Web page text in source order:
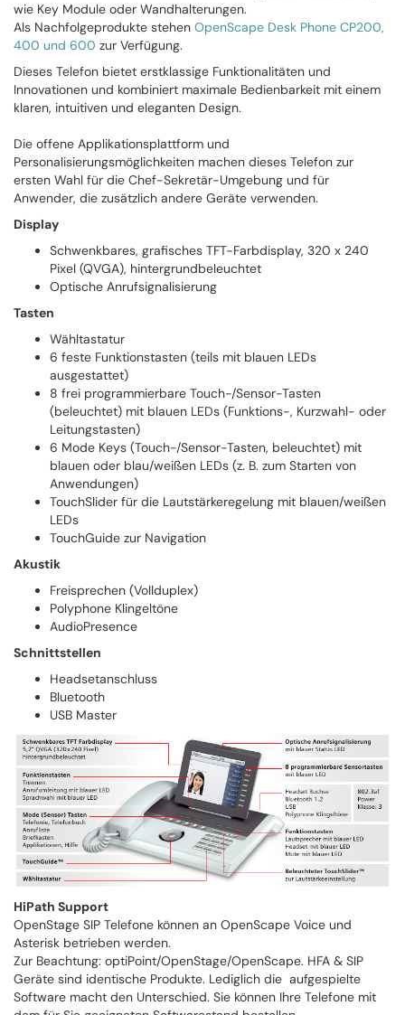
wie Key Module oder Wandhalterungen.
Als Nachfolgeprodukte stehen OpenScape Desk Phone CP200,
400 und 600 zur Verfügung.
Dieses Telefon bietet erstklassige Funktionalitäten und
Innovationen und kombiniert maximale Bedienbarkeit mit einem
klaren, intuitiven und eleganten Design.
Die offene Applikationsplattform und
Personalisierungsmöglichkeiten machen dieses Telefon zur
ersten Wahl für die Chef-Sekretär-Umgebung und für
Anwender, die zusätzlich andere Geräte verwenden.
Display
Schwenkbares, grafisches TFT-Farbdisplay, 320 x 240
Pixel (QVGA), hintergrundbeleuchtet
Optische Anrufsignalisierung
Tasten
Wähltastatur
6 feste Funktionstasten (teils mit blauen LEDs
ausgestattet)
8 frei programmierbare Touch-/Sensor-Tasten
(beleuchtet) mit blauen LEDs (Funktions-, Kurzwahl- oder
Leitungstasten)
6 Mode Keys (Touch-/Sensor-Tasten, beleuchtet) mit
blauen oder blau/weißen LEDs (z. B. zum Starten von
Anwendungen)
TouchSlider für die Lautstärkeregelung mit blauen/weißen
LEDs
TouchGuide zur Navigation
Akustik
Freisprechen (Vollduplex)
Polyphone Klingeltöne
AudioPresence
Schnittstellen
Headsetanschluss
Bluetooth
USB Master
HiPath Support
OpenStage SIP Telefone können an OpenScape Voice und
Asterisk betrieben werden.
Zur Beachtung: optiPoint/OpenStage/OpenScape. HFA & SIP
Geräte sind identische Produkte. Lediglich die aufgespielte
Software macht den Unterschied. Sie können Ihre Telefone mit